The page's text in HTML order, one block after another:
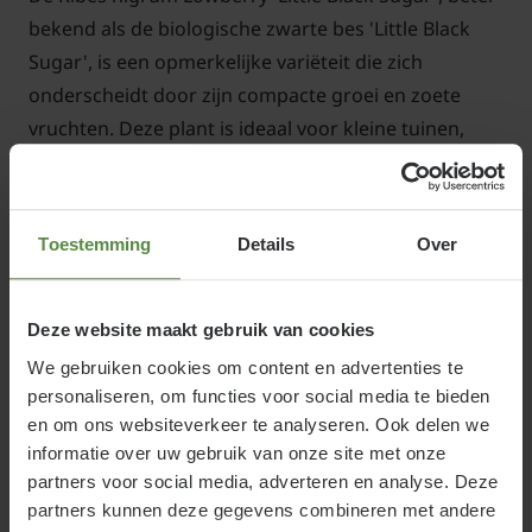
Toestemming Details Over
Deze website maakt gebruik van cookies
We gebruiken cookies om content en advertenties te
personaliseren, om functies voor social media te bieden
en om ons websiteverkeer te analyseren. Ook delen we
informatie over uw gebruik van onze site met onze
partners voor social media, adverteren en analyse. Deze
partners kunnen deze gegevens combineren met andere
bekend als de biologische zwarte bes 'Little Black
Sugar', is een opmerkelijke variëteit die zich
onderscheidt door zijn compacte groei en zoete
vruchten. Deze plant is ideaal voor kleine tuinen,
patio's of zelfs balkons, en biedt een overvloed aan
smakelijke bessen in een handzaam formaat.
Standplaats Ribes nigrum Lowberry
'Little Black Sugar' - BIO
De Ribes nigrum 'Little Black Sugar' gedijt het best
op een zonnige tot halfschaduwrijke plek. Deze
locatie zorgt ervoor dat de plant voldoende zonlicht
ontvangt voor een optimale groei en
vruchtontwikkeling. De grond moet goed